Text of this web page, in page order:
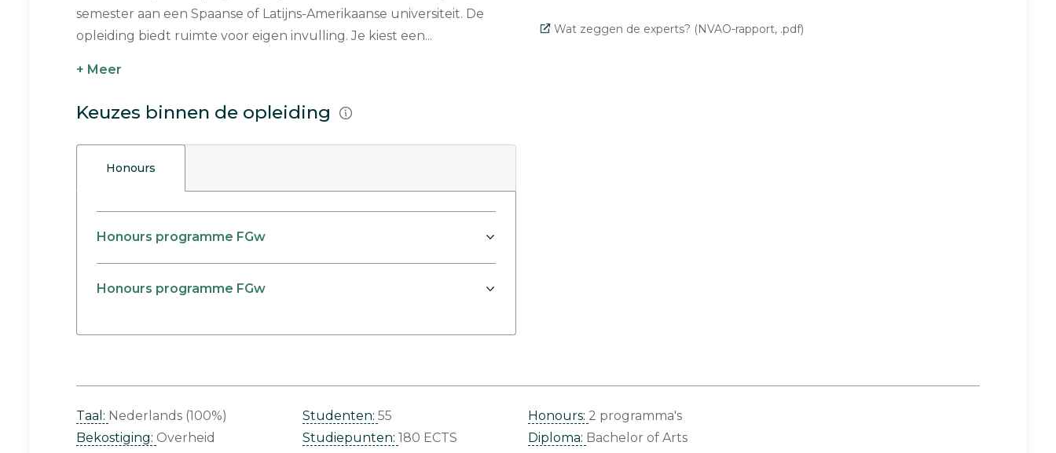
semester aan een Spaanse of Latijns-Amerikaanse universiteit. De
opleiding biedt ruimte voor eigen invulling. Je kiest een...
+ Meer
Keuzes binnen de opleiding
Honours
Honours programme FGw
Honours programme FGw
Wat zeggen de experts? (NVAO-rapport, .pdf)
Taal: Nederlands (100%)
Bekostiging: Overheid
Studenten: 55
Studiepunten: 180 ECTS
Honours: 2 programma's
Diploma: Bachelor of Arts